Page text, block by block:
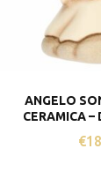
ANGELO
CERAMICA –
€